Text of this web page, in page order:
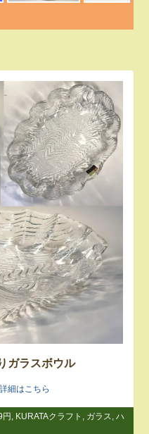
ガラスボウル
詳細はこちら
円 KURATAクラフト ガラス ,ハ